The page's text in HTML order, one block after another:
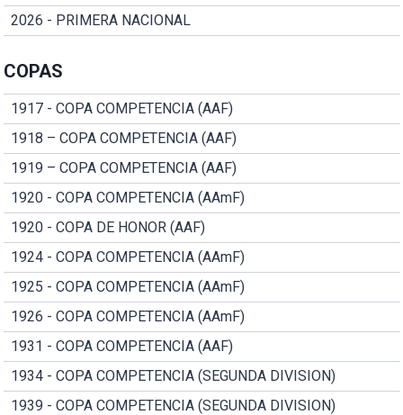
2026 - PRIMERA NACIONAL
COPAS
1917 - COPA COMPETENCIA (AAF)
1918 – COPA COMPETENCIA (AAF)
1919 – COPA COMPETENCIA (AAF)
1920 - COPA COMPETENCIA (AAmF)
1920 - COPA DE HONOR (AAF)
1924 - COPA COMPETENCIA (AAmF)
1925 - COPA COMPETENCIA (AAmF)
1926 - COPA COMPETENCIA (AAmF)
1931 - COPA COMPETENCIA (AAF)
1934 - COPA COMPETENCIA (SEGUNDA DIVISION)
1939 - COPA COMPETENCIA (SEGUNDA DIVISION)